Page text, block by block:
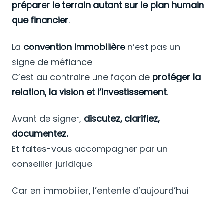
préparer le terrain autant sur le plan humain
que financier.
La convention immobilièren’est pas un
signe de méfiance.
C’est au contraire une façon de protéger la
relation, la vision et l’investissement.
Avant de signer, discutez, clarifiez,
documentez.
Et faites-vous accompagner par un
conseiller juridique.
Car en immobilier, l’entente d’aujourd’hui